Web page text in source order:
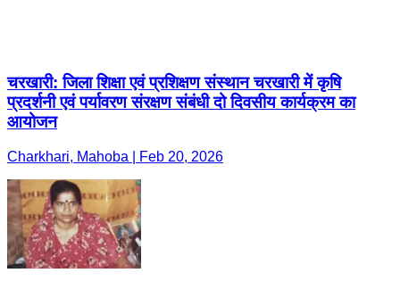
चरखारी: जिला शिक्षा एवं प्रशिक्षण संस्थान चरखारी में कृषि
प्रदर्शनी एवं पर्यावरण संरक्षण संबंधी दो दिवसीय कार्यक्रम का
आयोजन
Charkhari, Mahoba | Feb 20, 2026